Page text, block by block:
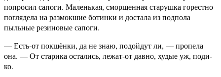
попросил сапоги. Маленькая, сморщенная старушка горестно
поглядела на размокшие ботинки и достала из подпола
пыльные резиновые сапоги.
— Есть-от покшёнки, да не знаю, подойдут ли, — пропела
она. — От старика остались, лежат-от давно, худые уж, поди-
ко.